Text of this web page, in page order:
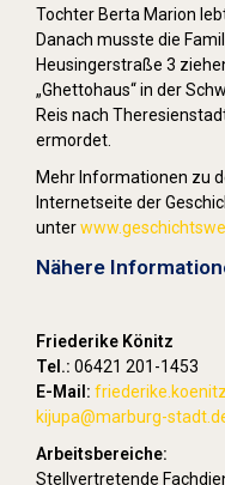
Tochter Berta Marion
Danach musste die
Heusingerstraße 3
„Ghettohaus“ in der
Reis nach
ermordet.
Mehr Informationen zu
Internetseite der
unter
Nähere
Friederike Könitz
Tel.: 06421 201-1453
E-Mail: friederike.koenitz
kijupa@marburg-
Arbeitsbereiche:
Stellvertretende